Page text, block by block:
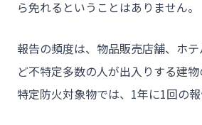
- トウカイセツビについて
- トウカイセツビが選ばれる理由
ら免れるということはありません。
報告の頻度は、物品販売店舗、ホ
ど不特定多数の人が出入りする建
特定防火対象物では、1年に1回の報